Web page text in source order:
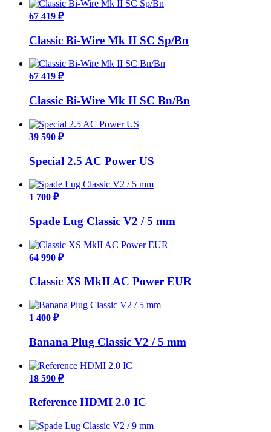
67 419 ₽
Classic Bi-Wire Mk II SC Sp/Bn
67 419 ₽
Classic Bi-Wire Mk II SC Bn/Bn
39 590 ₽
Special 2.5 AC Power US
1 700 ₽
Spade Lug Classic V2 / 5 mm
64 990 ₽
Classic XS MkII AC Power EUR
1 400 ₽
Banana Plug Classic V2 / 5 mm
18 590 ₽
Reference HDMI 2.0 IC